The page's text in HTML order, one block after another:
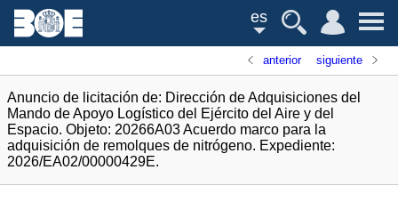
es
anterior siguiente
Anuncio de licitación de: Dirección de Adquisiciones del
Mando de Apoyo Logístico del Ejército del Aire y del
Espacio. Objeto: 20266A03 Acuerdo marco para la
adquisición de remolques de nitrógeno. Expediente:
2026/EA02/00000429E.